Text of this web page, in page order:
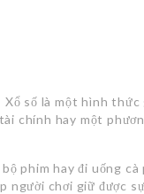
số là một hình
chính hay một
phim hay đi uống cà
người chơi giữ được